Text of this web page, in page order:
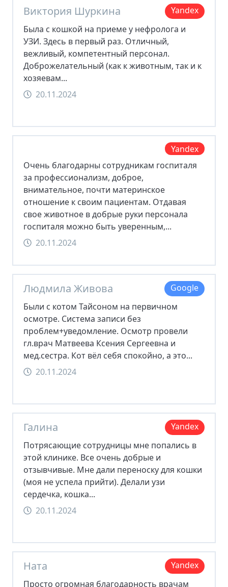
Виктория Шуркина
Yandex
Была с кошкой на приеме у нефролога и
УЗИ. Здесь в первый раз. Отличный,
вежливый, компетентный персонал.
Доброжелательный (как к животным, так и к
хозяевам...
20.11.2024
Yandex
Очень благодарны сотрудникам госпиталя
за профессионализм, доброе,
внимательное, почти материнское
отношение к своим пациентам. Отдавая
свое животное в добрые руки персонала
госпиталя можно быть уверенным,...
20.11.2024
Людмила Живова
Google
Были с котом Тайсоном на первичном
осмотре. Система записи без
проблем+уведомление. Осмотр провели
гл.врач Матвеева Ксения Сергеевна и
мед.сестра. Кот вёл себя спокойно, а это...
20.11.2024
Галина
Yandex
Потрясающие сотрудницы мне попались в
этой клинике. Все очень добрые и
отзывчивые. Мне дали переноску для кошки
(моя не успела прийти). Делали узи
сердечка, кошка...
20.11.2024
Ната
Yandex
Просто огромная благодарность врачам